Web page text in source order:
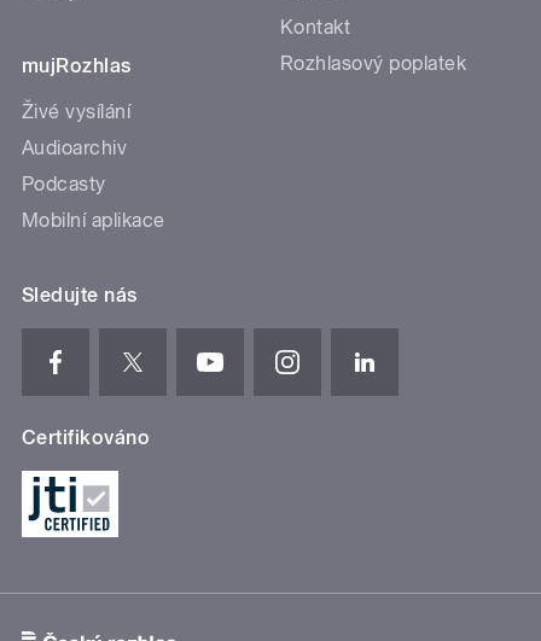
mujRozhlas
Živé vysílání
Audioarchiv
Podcasty
Mobilní aplikace
Kontakt
Rozhlasový poplatek
Sledujte nás
Certifikováno